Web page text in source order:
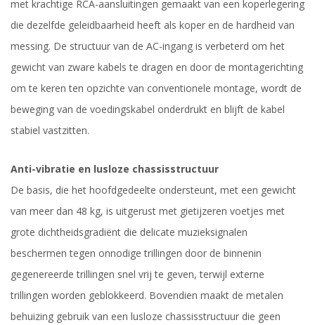
met krachtige RCA-aansluitingen gemaakt van een koperlegering
die dezelfde geleidbaarheid heeft als koper en de hardheid van
messing. De structuur van de AC-ingang is verbeterd om het
gewicht van zware kabels te dragen en door de montagerichting
om te keren ten opzichte van conventionele montage, wordt de
beweging van de voedingskabel onderdrukt en blijft de kabel
stabiel vastzitten.
Anti-vibratie en lusloze chassisstructuur
De basis, die het hoofdgedeelte ondersteunt, met een gewicht
van meer dan 48 kg, is uitgerust met gietijzeren voetjes met
grote dichtheidsgradiënt die delicate muzieksignalen
beschermen tegen onnodige trillingen door de binnenin
gegenereerde trillingen snel vrij te geven, terwijl externe
trillingen worden geblokkeerd. Bovendien maakt de metalen
behuizing gebruik van een lusloze chassisstructuur die geen